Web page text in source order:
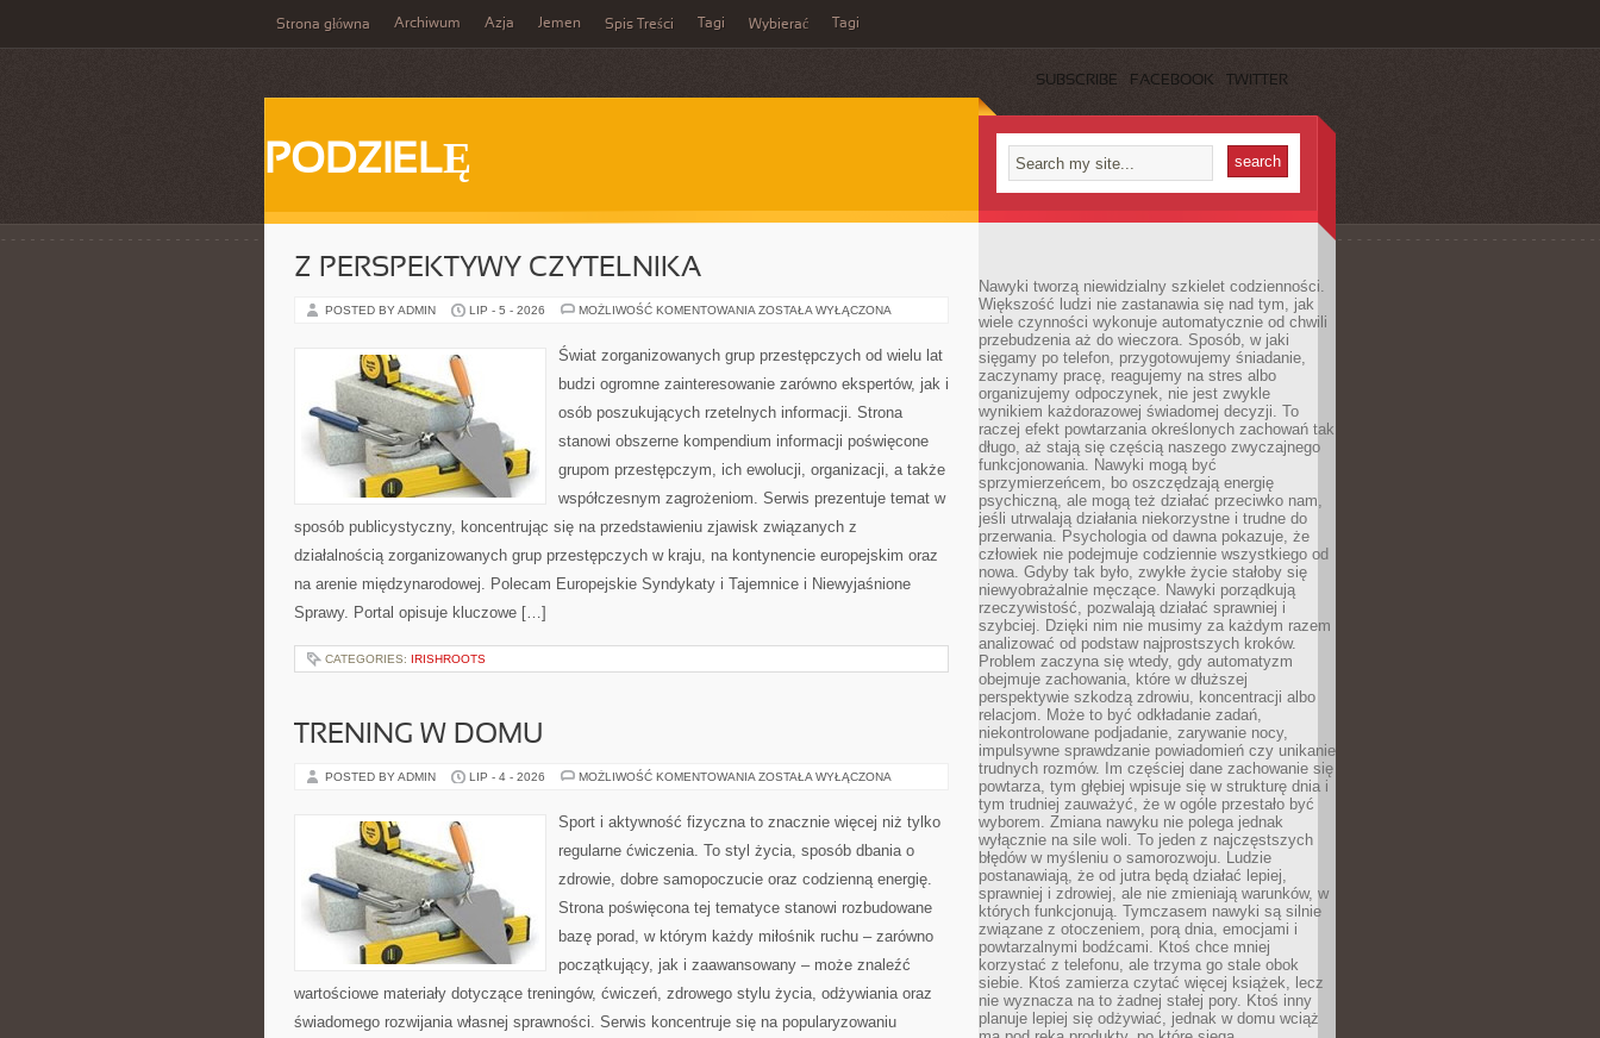
Strona główna Archiwum Azja Jemen Spis Treści Tagi Wybierać Tagi
SUBSCRIBE FACEBOOK TWITTER
PODZIELĘ
Z PERSPEKTYWY CZYTELNIKA
POSTED BY ADMIN LIP - 5 - 2026 MOŻLIWOŚĆ KOMENTOWANIA Z
ZOSTAŁA WYŁĄCZONA
Świat zorganizowanych grup przestępczych od wielu lat
budzi ogromne zainteresowanie zarówno ekspertów, jak i
osób poszukujących rzetelnych informacji. Strona
stanowi obszerne kompendium informacji poświęcone
grupom przestępczym, ich ewolucji, organizacji, a także
współczesnym zagrożeniom. Serwis prezentuje temat w
sposób publicystyczny, koncentrując się na przedstawieniu zjawisk związanych z
działalnością zorganizowanych grup przestępczych w kraju, na kontynencie europejskim oraz
na arenie międzynarodowej. Polecam Europejskie Syndykaty i Tajemnice i Niewyjaśnione
Sprawy. Portal opisuje kluczowe […]
CATEGORIES: IRISHROOTS
TRENING W DOMU
POSTED BY ADMIN LIP - 4 - 2026 MOŻLIWOŚĆ KOMENTOWANIA TRENING
ZOSTAŁA WYŁĄCZONA
Sport i aktywność fizyczna to znacznie więcej niż tylko
regularne ćwiczenia. To styl życia, sposób dbania o
zdrowie, dobre samopoczucie oraz codzienną energię.
Strona poświęcona tej tematyce stanowi rozbudowane
bazę porad, w którym każdy miłośnik ruchu – zarówno
początkujący, jak i zaawansowany – może znaleźć
wartościowe materiały dotyczące treningów, ćwiczeń, zdrowego stylu życia, odżywiania oraz
świadomego rozwijania własnej sprawności. Serwis koncentruje się na popularyzowaniu
Nawyki tworzą niewidzialny szkielet codzienności.
Większość ludzi nie zastanawia się nad tym, jak
wiele czynności wykonuje automatycznie od chwili
przebudzenia aż do wieczora. Sposób, w jaki
sięgamy po telefon, przygotowujemy śniadanie,
zaczynamy pracę, reagujemy na stres albo
organizujemy odpoczynek, nie jest zwykle
wynikiem każdorazowej świadomej decyzji. To
raczej efekt powtarzania określonych zachowań tak
długo, aż stają się częścią naszego zwyczajnego
funkcjonowania. Nawyki mogą być
sprzymierzeńcem, bo oszczędzają energię
psychiczną, ale mogą też działać przeciwko nam,
jeśli utrwalają działania niekorzystne i trudne do
przerwania. Psychologia od dawna pokazuje, że
człowiek nie podejmuje codziennie wszystkiego od
nowa. Gdyby tak było, zwykłe życie stałoby się
niewyobrażalnie męczące. Nawyki porządkują
rzeczywistość, pozwalają działać sprawniej i
szybciej. Dzięki nim nie musimy za każdym razem
analizować od podstaw najprostszych kroków.
Problem zaczyna się wtedy, gdy automatyzm
obejmuje zachowania, które w dłuższej
perspektywie szkodzą zdrowiu, koncentracji albo
relacjom. Może to być odkładanie zadań,
niekontrolowane podjadanie, zarywanie nocy,
impulsywne sprawdzanie powiadomień czy unikanie
trudnych rozmów. Im częściej dane zachowanie się
powtarza, tym głębiej wpisuje się w strukturę dnia i
tym trudniej zauważyć, że w ogóle przestało być
wyborem. Zmiana nawyku nie polega jednak
wyłącznie na sile woli. To jeden z najczęstszych
błędów w myśleniu o samorozwoju. Ludzie
postanawiają, że od jutra będą działać lepiej,
sprawniej i zdrowiej, ale nie zmieniają warunków, w
których funkcjonują. Tymczasem nawyki są silnie
związane z otoczeniem, porą dnia, emocjami i
powtarzalnymi bodźcami. Ktoś chce mniej
korzystać z telefonu, ale trzyma go stale obok
siebie. Ktoś zamierza czytać więcej książek, lecz
nie wyznacza na to żadnej stałej pory. Ktoś inny
planuje lepiej się odżywiać, jednak w domu wciąż